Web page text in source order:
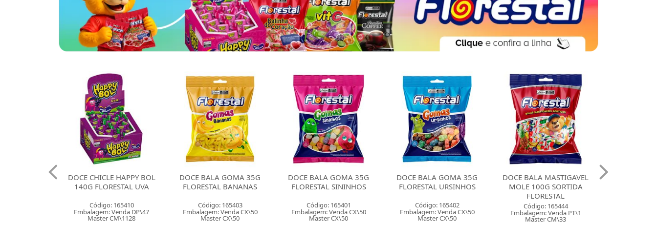
HAPPY BOL
DOCE BALA GOMA 35G
FLORESTAL BANANAS
Código: 165403
Embalagem: Venda CX\50
Master CX\50
DOCE BALA GOMA 35G
FLORESTAL SININHOS
Código: 165401
Embalagem: Venda CX\50
Master CX\50
DOCE BALA GOMA 35G
FLORESTAL URSINHOS
Código: 165402
Embalagem: Venda CX\50
Master CX\50
DOCE BALA MASTIGAVEL
MOLE 100G SORTIDA
Código: 165444
Embalagem: Venda PT\1
Master CM\33
DOCE BALA MASTIGAVEL
ZOLLE 100G FRAMBOESA
FLORESTAL
Código: 165443
Embalagem: Venda PT\1
Master CM\33